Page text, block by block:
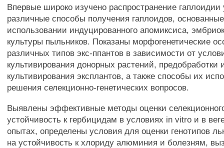
Впервые широко изучено распространение
различные способы получения гаплоидов,
использовании индуцированного апомиксиса,
культуры пыльников. Показаны морфогенетические
различных типов экс-ппантов в зависимости от
культивирования донорных растений, предобработки
культивирования эксплантов, а также способы их
решения селекционно-генетических вопросов.
Выявлены эффективные методы оценки
устойчивость к гербицидам в условиях in vitro и в
опытах, определены условия для оценки генотипов
на устойчивость к хлориду алюминия и болезням,